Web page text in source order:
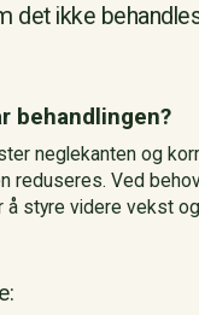
det ikke
behandlingen?
neglekanten og
reduseres. Ved
å styre videre vekst